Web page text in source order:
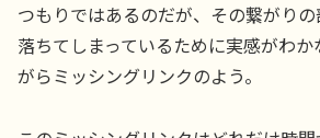
つもりではあるのだが、その繋がり
落ちてしまっているために実感がわ
がらミッシングリンクのよう。